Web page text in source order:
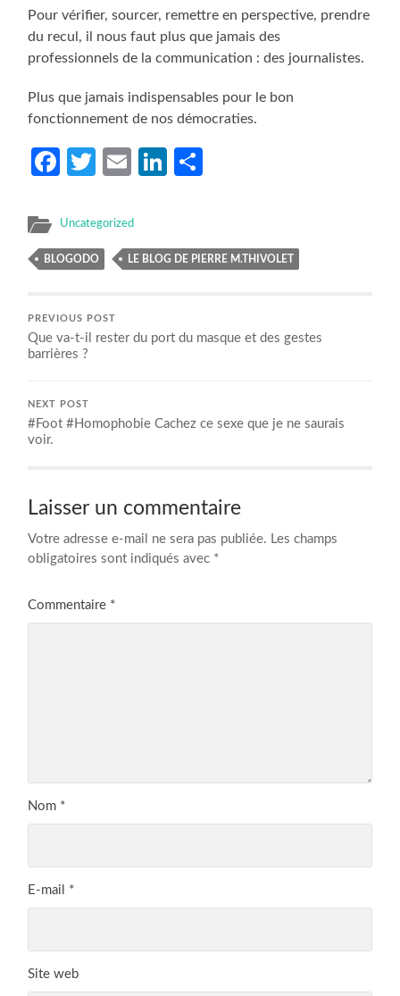
Pour vérifier, sourcer, remettre en perspective, prendre
du recul, il nous faut plus que jamais des
professionnels de la communication : des journalistes.
Plus que jamais indispensables pour le bon
fonctionnement de nos démocraties.
Facebook
Twitter
EmailLinkedIn
Uncategorized
BLOGODO LE BLOG DE PIERRE M.THIVOLET
PREVIOUS POST
Que va-t-il rester du port du masque et des gestes
barrières ?
NEXT POST
#Foot #Homophobie Cachez ce sexe que je ne saurais
voir.
Laisser un commentaire
Votre adresse e-mail ne sera pas publiée. Les champs
obligatoires sont indiqués avec *
Commentaire *
Nom *
E-mail *
Site web